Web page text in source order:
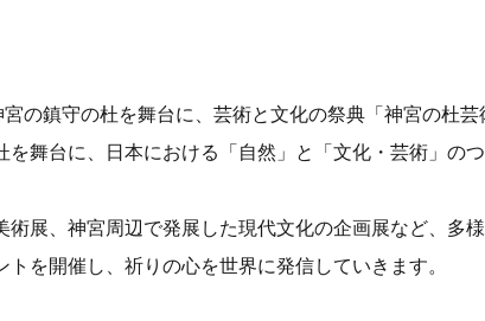
の鎮守の杜を舞台に、芸術と文化の祭典「神宮の杜
舞台に、日本における「自然」と「文化・芸術」のつ
展、神宮周辺で発展した現代文化の企画展など、多
を開催し、祈りの心を世界に発信していきます。